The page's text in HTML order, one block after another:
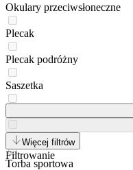
Okulary przeciwsłoneczne
Plecak
Plecak podróżny
Saszetka
Sneakersy
Torba sportowa
Więcej filtrów
Filtrowanie